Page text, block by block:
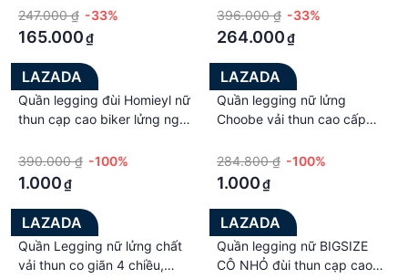
lưng thun bigsize tập gym
yoga Q31
247.000 ₫ -33%
165.000₫
yoga
396.000 ₫ -33%
264.000₫
LAZADA
Quần legging đùi Homieyl nữ
thun cạp cao biker lửng ngố
lưng thun bigsize tập gym
yoga
390.000 ₫ -100%
1.000₫
LAZADA
Quần legging nữ lửng
Choobe vải thun cao cấp
dáng ôm bó lưng thun tập
gym yoga bigsize Q29
284.800 ₫ -100%
1.000₫
LAZADA
Quần Legging nữ lửng chất
vải thun co giãn 4 chiều,
LAZADA
Quần legging nữ BIGSIZE
CÔ NHỎ đùi thun cạp cao